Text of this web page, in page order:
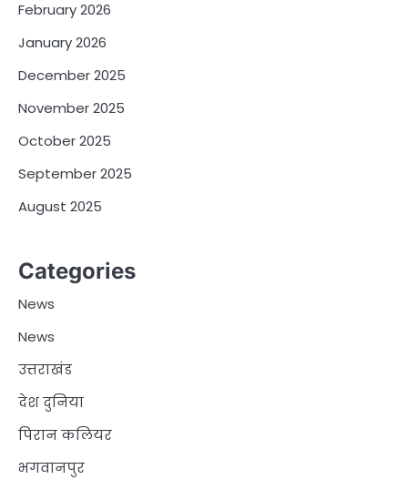
February 2026
January 2026
December 2025
November 2025
October 2025
September 2025
August 2025
Categories
News
News
उत्तराखंड
देश दुनिया
पिरान कलियर
भगवानपुर